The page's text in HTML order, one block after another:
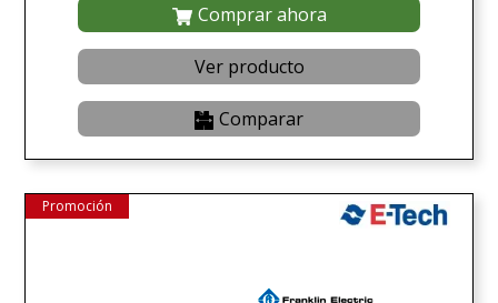
Comprar ahora
Ver producto
Comparar
Promoción